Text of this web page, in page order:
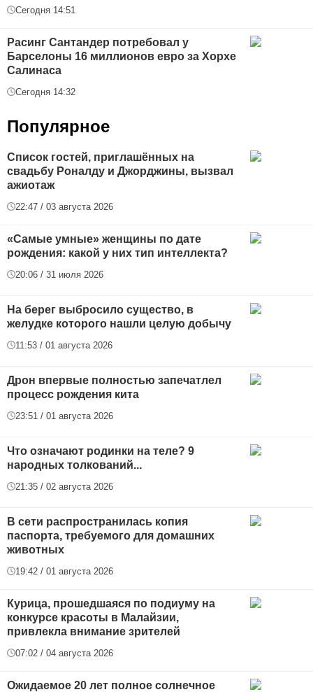
Сегодня 14:51
Расинг Сантандер потребовал у
Барселоны 16 миллионов евро за Хорхе
Салинаса
Сегодня 14:32
Популярное
Список гостей, приглашённых на
свадьбу Роналду и Джорджины, вызвал
ажиотаж
22:47 / 03 августа 2026
«Самые умные» женщины по дате
рождения: какой у них тип интеллекта?
20:06 / 31 июля 2026
На берег выбросило существо, в
желудке которого нашли целую добычу
11:53 / 01 августа 2026
Дрон впервые полностью запечатлел
процесс рождения кита
23:51 / 01 августа 2026
Что означают родинки на теле? 9
народных толкований...
21:35 / 02 августа 2026
В сети распространилась копия
паспорта, требуемого для домашних
животных
19:42 / 01 августа 2026
Курица, прошедшаяся по подиуму на
конкурсе красоты в Малайзии,
привлекла внимание зрителей
07:02 / 04 августа 2026
Ожидаемое 20 лет полное солнечное